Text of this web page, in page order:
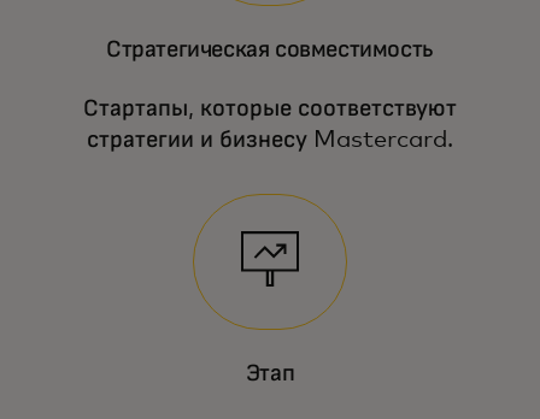
Стратегическая совместимость
Стартапы, которые соответствуют
стратегии и бизнесу Mastercard.
Этап